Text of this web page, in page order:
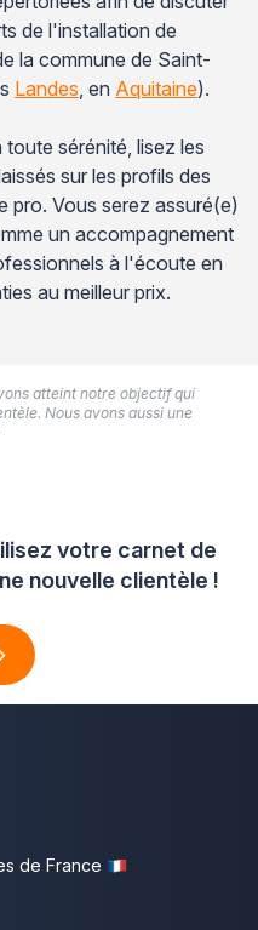
de l'installation de
la commune de Saint-
Landes , en Aquitaine).
sérénité, lisez les
sur les profils des
pro. Vous serez assuré(e)
un accompagnement
à l'écoute en
au meilleur prix.
votre carnet de
nouvelle clientèle !
atteint notre objectif qui
Nous avons aussi une
de France